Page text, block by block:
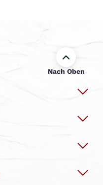
Nach Oben